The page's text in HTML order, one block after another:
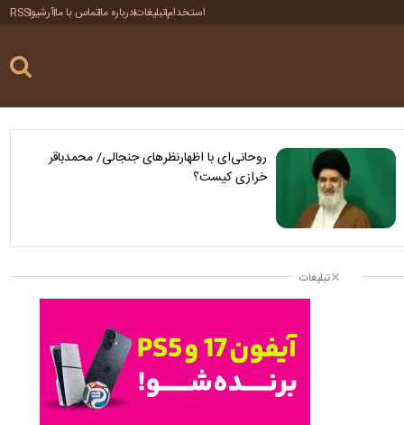
استخدامتبلیغاتدرباره ماتماس با ماآرشیوRSS
روحانی‌ای با اظهارنظرهای جنجالی/ محمدباقر
خرازی کیست؟
تبلیغات